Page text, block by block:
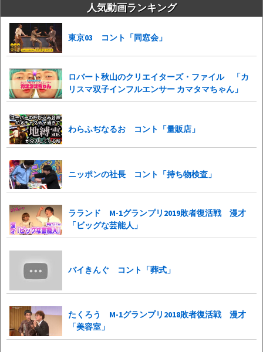
人気動画ランキング
東京03 コント「同窓会」
ロバート秋山のクリエイターズ・ファイル 「カ
リスマ双子インフルエンサー カマタマちゃん」
わらふぢなるお コント「量販店」
ニッポンの社長 コント「持ち物検査」
ラランド M-1グランプリ2019敗者復活戦 漫才
「ビッグな芸能人」
バイきんぐ コント「葬式」
たくろう M-1グランプリ2018敗者復活戦 漫才
「美容室」